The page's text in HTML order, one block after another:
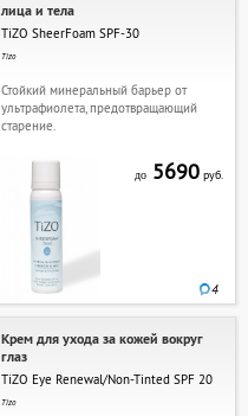
лица и тела
TiZO SheerFoam SPF-30
Tizo
Стойкий минеральный барьер от
ультрафиолета, предотвращающий
старение.
до5690руб.
4
Крем для ухода за кожей вокруг
глаз
TiZO Eye Renewal/Non-Tinted SPF 20
Tizo